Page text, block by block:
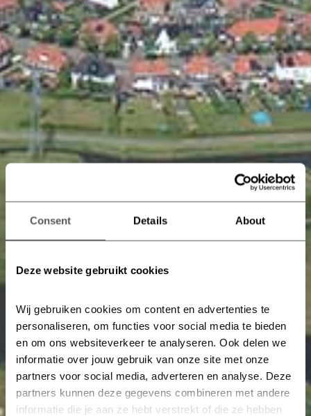
Consent Details About
Deze website gebruikt cookies
Wij gebruiken cookies om content en advertenties te
personaliseren, om functies voor social media te bieden
en om ons websiteverkeer te analyseren. Ook delen we
informatie over jouw gebruik van onze site met onze
partners voor social media, adverteren en analyse. Deze
partners kunnen deze gegevens combineren met andere
informatie die je aan ze hebt verstrekt of die ze hebben